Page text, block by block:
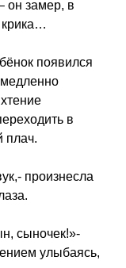
он замер, в
крика…
появился
в
плач.
произнесла
сыночек!»-
улыбаясь,